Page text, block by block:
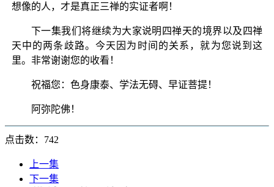
想像的人，才是真正三禅的实证者啊！
下一集我们将继续为大家说明四禅天的境界以及四禅
天中的两条歧路。今天因为时间的关系，就为您说到这
里。非常谢谢您的收看！
祝福您：色身康泰、学法无碍、早证菩提！
阿弥陀佛！
点击数：742
上一集
下一集